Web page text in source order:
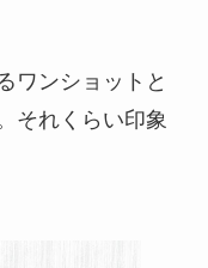
ワンショットと
それくらい印象